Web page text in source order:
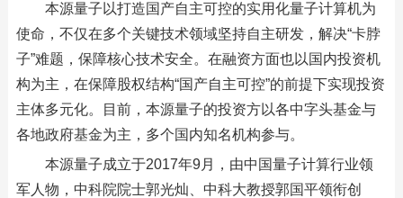
本源量子以打造国产自主可控的实用化量子计算机为
使命，不仅在多个关键技术领域坚持自主研发，解决“卡脖
子”难题，保障核心技术安全。在融资方面也以国内投资机
构为主，在保障股权结构“国产自主可控”的前提下实现投资
主体多元化。目前，本源量子的投资方以各中字头基金与
各地政府基金为主，多个国内知名机构参与。
本源量子成立于2017年9月，由中国量子计算行业领
军人物，中科院院士郭光灿、中科大教授郭国平领衔创